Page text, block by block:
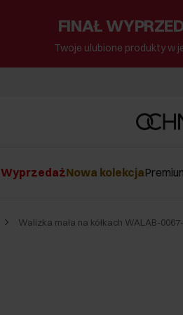
FINAŁ
Twoje ulubione produkty w
WyprzedażNowa kolekcja
Walizka mała na kółkach WALAB-